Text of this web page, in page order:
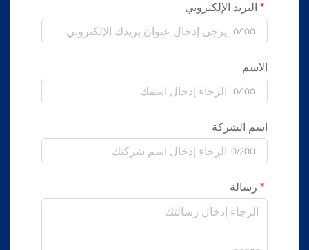
البريد الإلكتروني
0/100
الاسم
0/100
اسم الشركة
0/200
رسالة